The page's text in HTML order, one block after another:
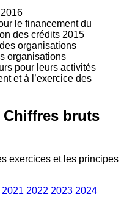
le financement du
des crédits 2015
organisations
organisations
pour leurs activités
et à l’exercice des
Chiffres bruts
exercices et les principes
2021 2022 2023 2024